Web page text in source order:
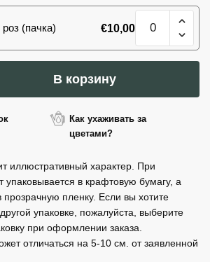
пионовидный
букет
(пачка) €10,00
Количество
товара
Яркий
пионовидный
В корзину
Как ухаживать за
цветами?
иллюстративный характер. При
упаковывается в крафтовую бумагу, а
пленку. Если вы хотите
упаковке, пожалуйста, выберите
при оформлении заказа.
отличаться на 5-10 см. от заявленной